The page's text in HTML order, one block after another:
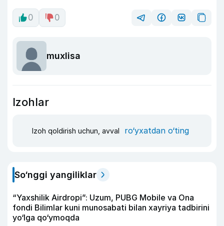
0 0
muxlisa
Izohlar
Izoh qoldirish uchun, avval ro‘yxatdan o‘ting
So‘nggi yangiliklar
“Yaxshilik Airdropi”: Uzum, PUBG Mobile va Ona
fondi Bilimlar kuni munosabati bilan xayriya tadbirini
yo‘lga qo‘ymoqda